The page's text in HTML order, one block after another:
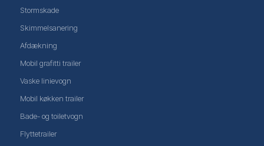
Stormskade
Skimmelsanering
Afdækning
Mobil grafitti trailer
Vaske linievogn
Mobil køkken trailer
Bade- og toiletvogn
Flyttetrailer